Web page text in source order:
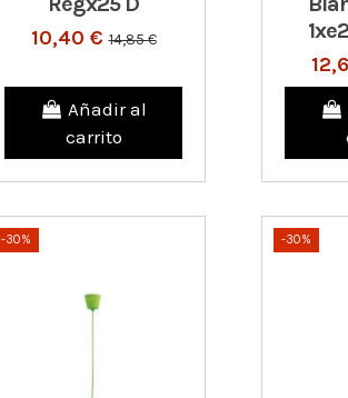
10,40 €14,85 €
Añadir al
carrito
-30% -30%